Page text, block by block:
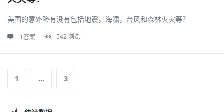
美国的意外险有没有包括地震，海啸，台风和森林火灾等？
1答案 542浏览
1 … 3